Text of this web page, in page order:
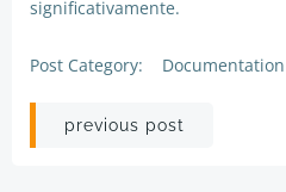
significativamente.
Post Category: Documentation
Post
previous post